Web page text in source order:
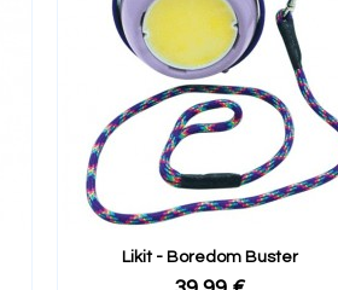
Likit - Boredom Buster